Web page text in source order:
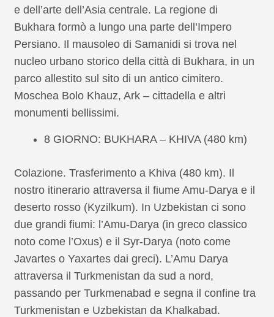
e dell’arte dell’Asia centrale. La regione di
Bukhara formò a lungo una parte dell’Impero
Persiano. Il mausoleo di Samanidi si trova nel
nucleo urbano storico della città di Bukhara, in un
parco allestito sul sito di un antico cimitero.
Moschea Bolo Khauz, Ark – cittadella e altri
monumenti bellissimi.
8 GIORNO: BUKHARA – KHIVA (480 km)
Colazione. Trasferimento a Khiva (480 km). Il
nostro itinerario attraversa il fiume Amu-Darya e il
deserto rosso (Kyzilkum). In Uzbekistan ci sono
due grandi fiumi: l’Amu-Darya (in greco classico
noto come l’Oxus) e il Syr-Darya (noto come
Javartes o Yaxartes dai greci). L’Amu Darya
attraversa il Turkmenistan da sud a nord,
passando per Turkmenabad e segna il confine tra
Turkmenistan e Uzbekistan da Khalkabad.